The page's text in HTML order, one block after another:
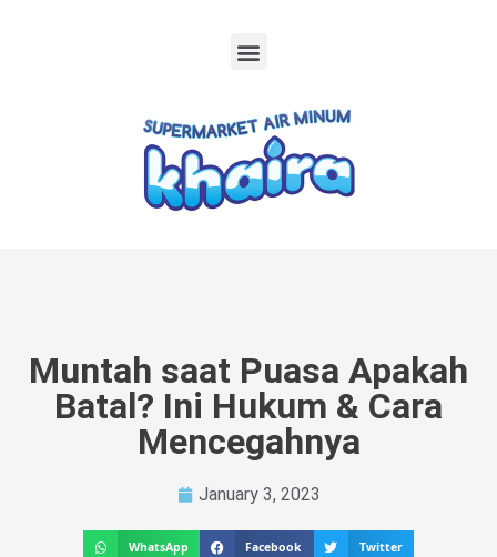
Muntah saat Puasa Apakah
Batal? Ini Hukum & Cara
Mencegahnya
January 3, 2023
WhatsApp Facebook Twitter